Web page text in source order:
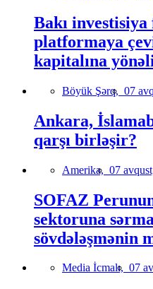
Bakı
platformaya
kapitalına
Böyük Şərq, 07
Ankara,
qarşı birləşir?
Amerika, 07
SOFAZ
sektoruna
sövdələşmənin
Media İcmalı, 07